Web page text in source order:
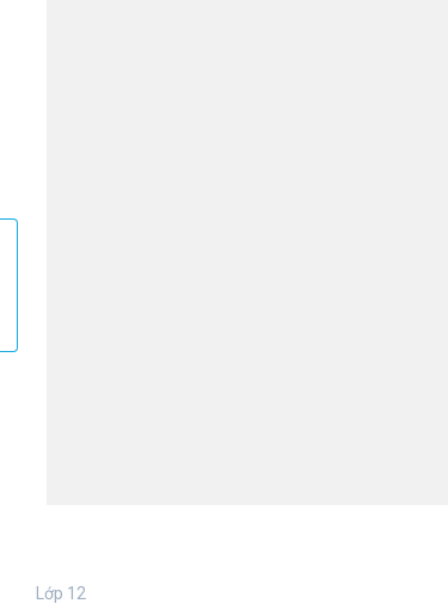
Lớp 12